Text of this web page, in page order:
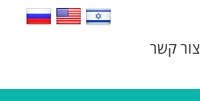
צור קשר